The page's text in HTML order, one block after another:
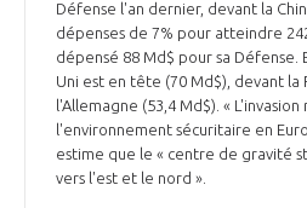
Défense l'an dernier, devant la
dépenses de 7% pour atteindre
dépensé 88 Md$ pour sa Défense.
Uni est en tête (70 Md$), devant la
l'Allemagne (53,4 Md$). «
l'environnement sécuritaire en
estime que le « centre de gravité
vers l'est et le nord ».